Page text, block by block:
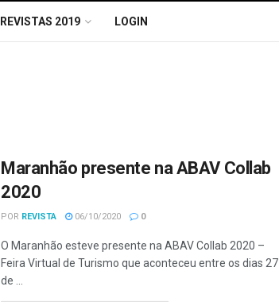
REVISTAS 2019 LOGIN
Maranhão presente na ABAV Collab
2020
POR REVISTA 06/10/2020 0
O Maranhão esteve presente na ABAV Collab 2020 –
Feira Virtual de Turismo que aconteceu entre os dias 27
de ...